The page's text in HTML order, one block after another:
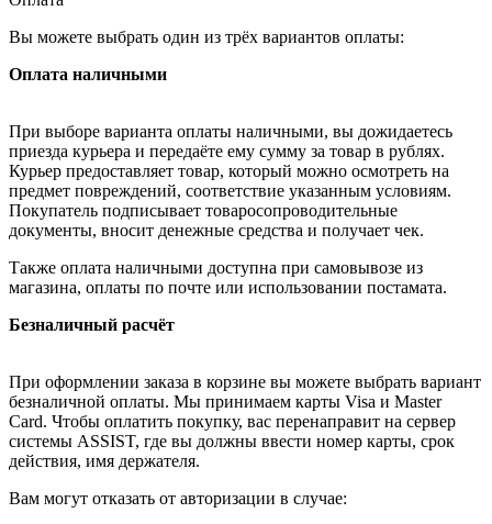
Вы можете выбрать один из трёх вариантов оплаты:
Оплата наличными
При выборе варианта оплаты наличными, вы дожидаетесь
приезда курьера и передаёте ему сумму за товар в рублях.
Курьер предоставляет товар, который можно осмотреть на
предмет повреждений, соответствие указанным условиям.
Покупатель подписывает товаросопроводительные
документы, вносит денежные средства и получает чек.
Также оплата наличными доступна при самовывозе из
магазина, оплаты по почте или использовании постамата.
Безналичный расчёт
При оформлении заказа в корзине вы можете выбрать вариант
безналичной оплаты. Мы принимаем карты Visa и Master
Card. Чтобы оплатить покупку, вас перенаправит на сервер
системы ASSIST, где вы должны ввести номер карты, срок
действия, имя держателя.
Вам могут отказать от авторизации в случае: